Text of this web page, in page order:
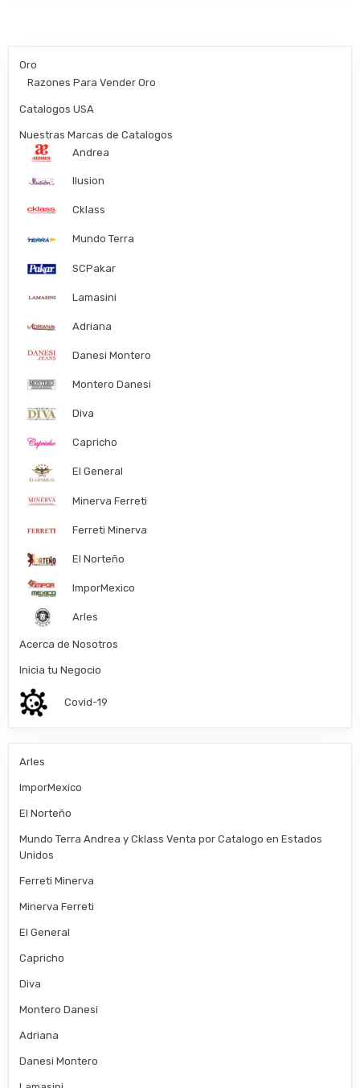
Oro
Razones Para Vender Oro
Catalogos USA
Nuestras Marcas de Catalogos
Andrea
Ilusion
Cklass
Mundo Terra
SCPakar
Lamasini
Adriana
Danesi Montero
Montero Danesi
Diva
Capricho
El General
Minerva Ferreti
Ferreti Minerva
El Norteño
ImporMexico
Arles
Acerca de Nosotros
Inicia tu Negocio
Covid-19
Arles
ImporMexico
El Norteño
Mundo Terra Andrea y Cklass Venta por Catalogo en Estados
Unidos
Ferreti Minerva
Minerva Ferreti
El General
Capricho
Diva
Montero Danesi
Adriana
Danesi Montero